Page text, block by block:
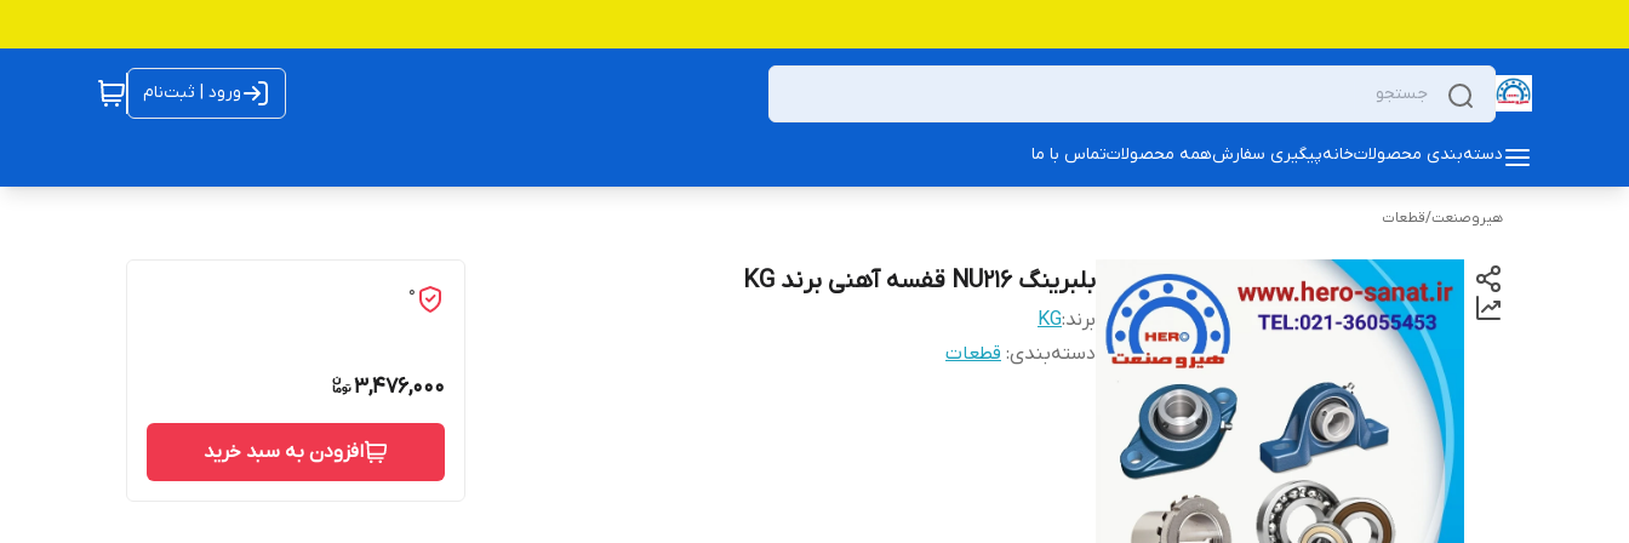
ورود | ثبت‌نام
دسته‌بندی محصولاتخانهپیگیری سفارشهمه محصولاتتماس با ما
هیروصنعت/قطعات
بلبرینگ NU216 قفسه آهنی برند KG
برند:KG
دسته‌بندی: قطعات
0
3,476,000
افزودن به سبد خرید